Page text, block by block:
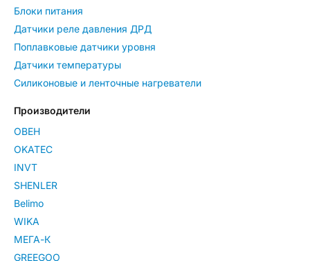
Блоки питания
Датчики реле давления ДРД
Поплавковые датчики уровня
Датчики температуры
Силиконовые и ленточные нагреватели
Производители
ОВЕН
OKATEC
INVT
SHENLER
Belimo
WIKA
МЕГА-К
GREEGOO